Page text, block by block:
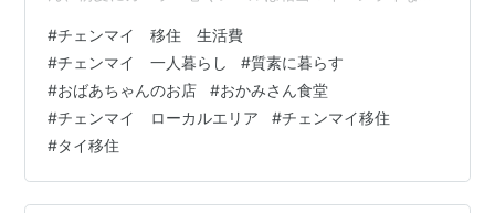
続いていますね。 タイの物価も、私が来た約４年前に比
べジワジワと値上がりしている、かつ円安の影響もあり
高くなったと感じます。 あたいたちの強い味方、おばあ
ちゃんのお店！ by ニャオかな そんな中、メインの買い
物先をリンピンスーパーからおばあちゃんのお店やロー
カル店に変えたこと…
#チェンマイ 移住 生活費
#チェンマイ 一人暮らし #質素に暮らす
#おばあちゃんのお店 #おかみさん食堂
#チェンマイ ローカルエリア #チェンマイ移住
#タイ移住